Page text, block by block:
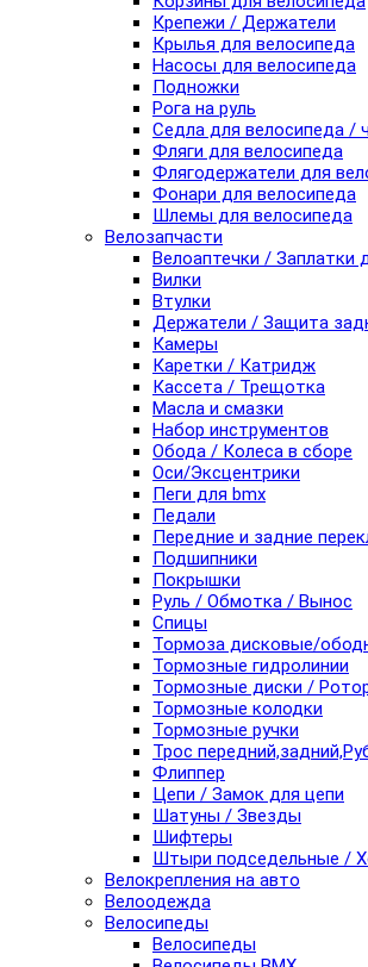
Крепежи / Держатели
Крылья для велосипеда
Насосы для велосипеда
Подножки
Рога на руль
Седла для велосипеда /
Фляги для велосипеда
Флягодержатели для
Фонари для велосипеда
Шлемы для велосипеда
Велозапчасти
Велоаптечки / Заплатки
Вилки
Втулки
Держатели / Защита
Камеры
Каретки / Катридж
Кассета / Трещотка
Масла и смазки
Набор инструментов
Обода / Колеса в сборе
Оси/Эксцентрики
Пеги для bmx
Педали
Передние и задние
Подшипники
Покрышки
Руль / Обмотка / Вынос
Спицы
Тормоза дисковые/
Тормозные гидролинии
Тормозные диски /
Тормозные колодки
Тормозные ручки
Трос
Флиппер
Цепи / Замок для цепи
Шатуны / Звезды
Шифтеры
Штыри подседельные /
Велокрепления на авто
Велоодежда
Велосипеды
Велосипеды